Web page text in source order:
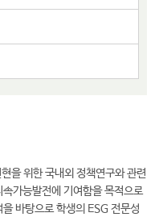
을 위한 국내외 정책연구와 관련
가능발전에 기여함을 목적으로
바탕으로 학생의 ESG 전문성